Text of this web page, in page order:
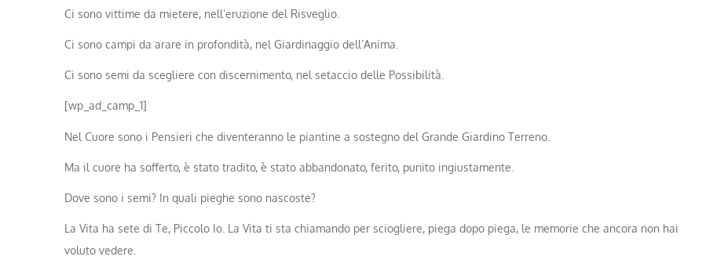
Ci sono vittime da mietere, nell’eruzione del Risveglio.
Ci sono campi da arare in profondità, nel Giardinaggio dell’Anima.
Ci sono semi da scegliere con discernimento, nel setaccio delle Possibilità.
[wp_ad_camp_1]
Nel Cuore sono i Pensieri che diventeranno le piantine a sostegno del Grande Giardino Terreno.
Ma il cuore ha sofferto, è stato tradito, è stato abbandonato, ferito, punito ingiustamente.
Dove sono i semi? In quali pieghe sono nascoste?
La Vita ha sete di Te, Piccolo Io. La Vita ti sta chiamando per sciogliere, piega dopo piega, le memorie che ancora non hai
voluto vedere.